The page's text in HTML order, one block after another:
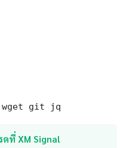
git jq
ที่ XM Signal